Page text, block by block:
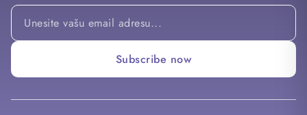
Email
*
Subscribe now